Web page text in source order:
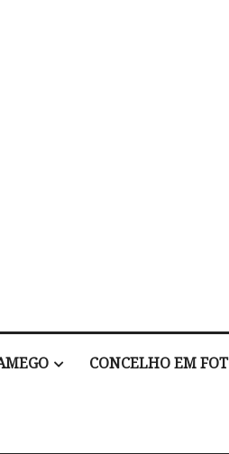
CONCELHO EM